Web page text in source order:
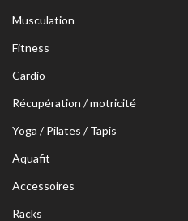
Musculation
Fitness
Cardio
Récupération / motricité
Yoga / Pilates / Tapis
Aquafit
Accessoires
Racks